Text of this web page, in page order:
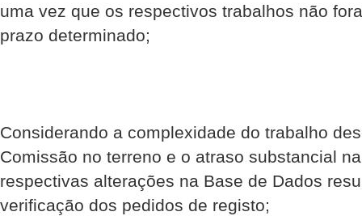
uma vez que os respectivos trabalhos não
prazo determinado;
Considerando a complexidade do trabalho
Comissão no terreno e o atraso substancial
respectivas alterações na Base de Dados
verificação dos pedidos de registo;